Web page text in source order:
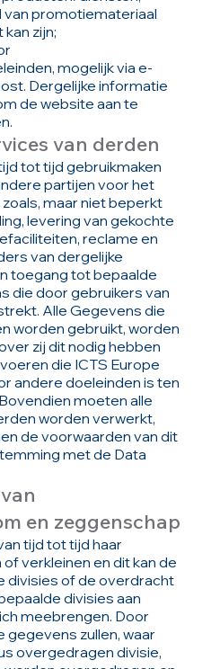
promotiemateriaal
zijn;
mogelijk via e-
Dergelijke informatie
de website aan te
van derden
tot tijd gebruikmaken
partijen voor het
maar niet beperkt
levering van gekochte
reclame en
van dergelijke
toegang tot bepaalde
die door gebruikers van
Alle Gegevens die
worden gebruikt, worden
zij dit nodig hebben
die ICTS Europe
andere doeleinden is ten
moeten alle
worden verwerkt,
de voorwaarden van dit
met de Data
en zeggenschap
tijd tot tijd haar
verkleinen en dit kan de
divisies of de overdracht
divisies aan
meebrengen. Door
zullen, waar
overgedragen divisie,